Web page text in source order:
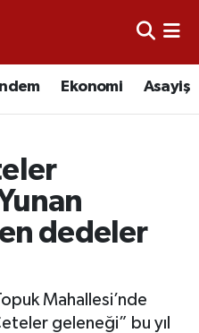
Ekonomi Asayiş
dedeler
Mahallesi’nde
geleneği” bu yıl
Puan Durumu ve Fikstür